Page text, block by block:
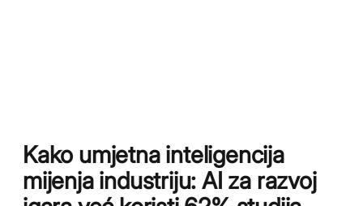
Kako umjetna inteligencija
mijenja industriju: AI za razvoj